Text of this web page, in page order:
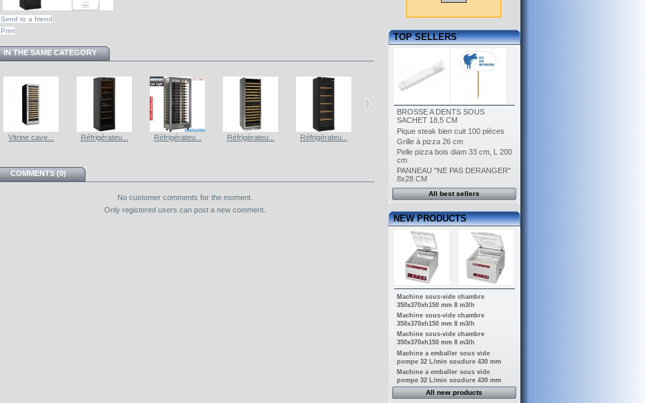
Send to a friend
Print
IN THE SAME CATEGORY
Vitrine cave... Réfrigérateu... Réfrigérateu... Réfrigérateu... Réfrigérateu... Réfrigérateu... Réfrigérateu...
COMMENTS (0)
No customer comments for the moment.
Only registered users can post a new comment.
TOP SELLERS
BROSSE A DENTS SOUS
SACHET 18,5 CM
Pique steak bien cuit 100 pièces
Grille à pizza 26 cm
Pelle pizza bois diam 33 cm, L 200
cm
PANNEAU "NE PAS DERANGER"
8x28 CM
All best sellers
NEW PRODUCTS
Machine sous-vide chambre
350x370xh150 mm 8 m3/h
Machine sous-vide chambre
350x370xh150 mm 8 m3/h
Machine sous-vide chambre
350x370xh150 mm 8 m3/h
Machine a emballer sous vide
pompe 32 L/min soudure 430 mm
Machine a emballer sous vide
pompe 32 L/min soudure 430 mm
All new products